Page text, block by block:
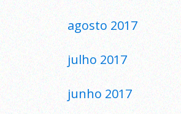
agosto 2017
julho 2017
junho 2017